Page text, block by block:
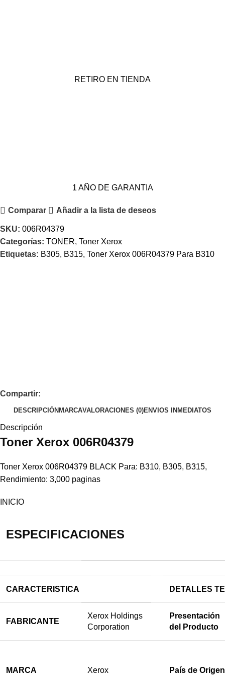
RETIRO EN TIENDA
1 AÑO DE GARANTIA
Comparar Añadir a la lista de deseos
SKU: 006R04379
Categorías: TONER, Toner Xerox
Etiquetas: B305, B315, Toner Xerox 006R04379 Para B310
Compartir:
DESCRIPCIÓN MARCAVALORACIONES (0)ENVIOS INMEDIATOS
Descripción
Toner Xerox 006R04379
Toner Xerox 006R04379 BLACK Para: B310, B305, B315,
Rendimiento: 3,000 paginas
INICIO
ESPECIFICACIONES
CARACTERISTICA DETALLES
FABRICANTE
Xerox Holdings
Corporation
Presentación
del Producto
MARCA Xerox País de Origen